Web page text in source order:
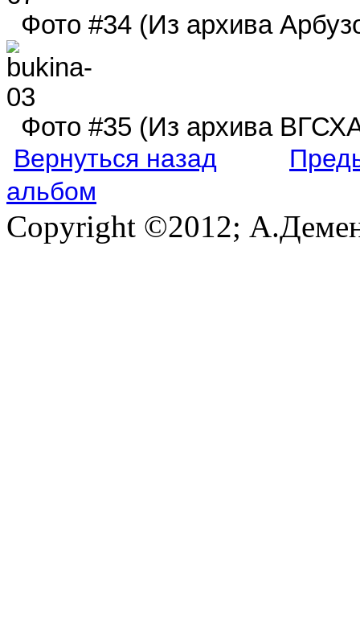
Фото #34 (Из архива
Фото #35 (Из архива
Вернуться назад
альбом
Copyright ©2012;